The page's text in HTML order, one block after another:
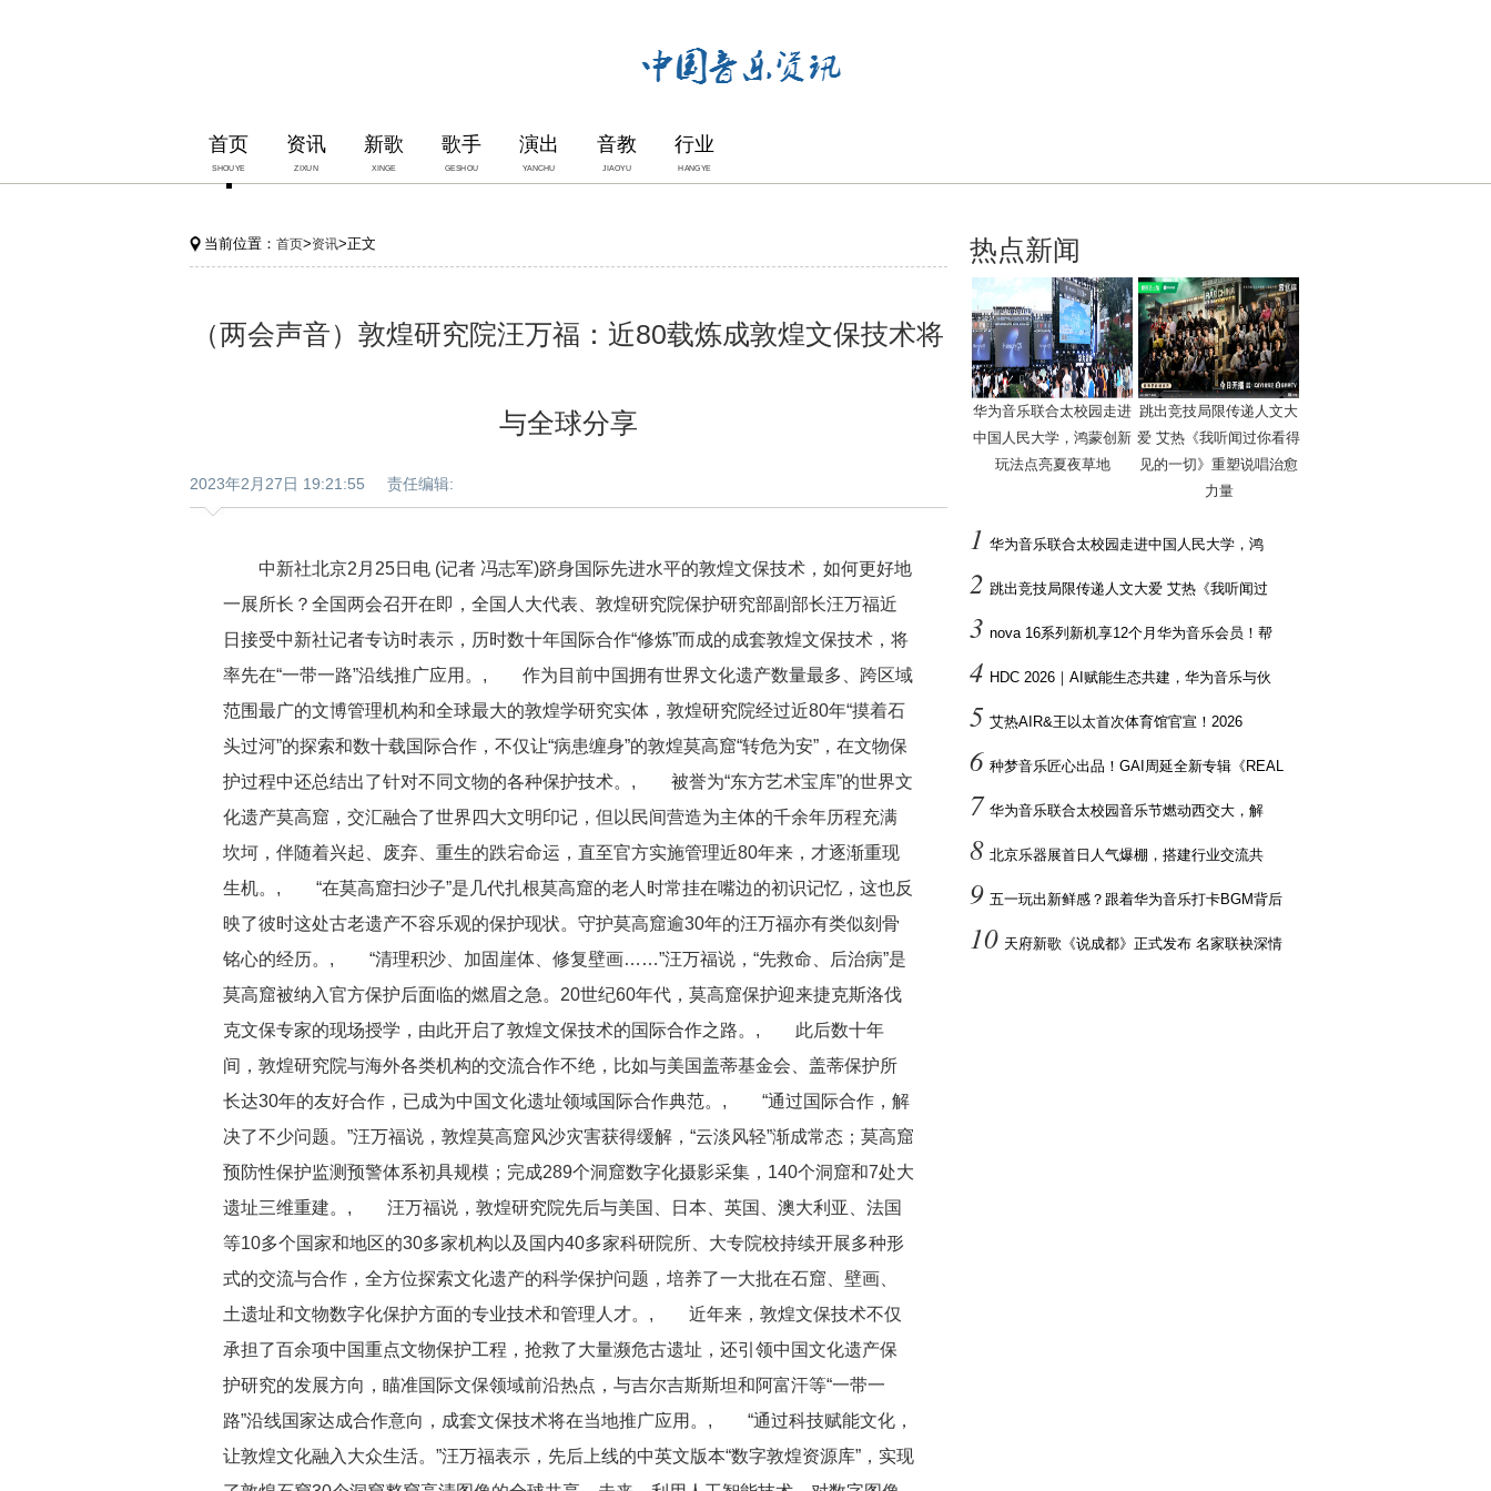
首页
SHOUYE
资讯
ZIXUN
新歌
XINGE
歌手
GESHOU
演出
YANCHU
音教
JIAOYU
行业
HANGYE
当前位置： 首页>资讯>正文
（两会声音）敦煌研究院汪万福：近80载炼成敦煌文保技术将
与全球分享
2023年2月27日 19:21:55 责任编辑:
中新社北京2月25日电 (记者 冯志军)跻身国际先进水平的敦煌文保技术，如何更好地
一展所长？全国两会召开在即，全国人大代表、敦煌研究院保护研究部副部长汪万福近
日接受中新社记者专访时表示，历时数十年国际合作“修炼”而成的成套敦煌文保技术，将
率先在“一带一路”沿线推广应用。, 作为目前中国拥有世界文化遗产数量最多、跨区域
范围最广的文博管理机构和全球最大的敦煌学研究实体，敦煌研究院经过近80年“摸着石
头过河”的探索和数十载国际合作，不仅让“病患缠身”的敦煌莫高窟“转危为安”，在文物保
护过程中还总结出了针对不同文物的各种保护技术。, 被誉为“东方艺术宝库”的世界文
化遗产莫高窟，交汇融合了世界四大文明印记，但以民间营造为主体的千余年历程充满
坎坷，伴随着兴起、废弃、重生的跌宕命运，直至官方实施管理近80年来，才逐渐重现
生机。, “在莫高窟扫沙子”是几代扎根莫高窟的老人时常挂在嘴边的初识记忆，这也反
映了彼时这处古老遗产不容乐观的保护现状。守护莫高窟逾30年的汪万福亦有类似刻骨
铭心的经历。, “清理积沙、加固崖体、修复壁画……”汪万福说，“先救命、后治病”是
莫高窟被纳入官方保护后面临的燃眉之急。20世纪60年代，莫高窟保护迎来捷克斯洛伐
克文保专家的现场授学，由此开启了敦煌文保技术的国际合作之路。, 此后数十年
间，敦煌研究院与海外各类机构的交流合作不绝，比如与美国盖蒂基金会、盖蒂保护所
长达30年的友好合作，已成为中国文化遗址领域国际合作典范。, “通过国际合作，解
决了不少问题。”汪万福说，敦煌莫高窟风沙灾害获得缓解，“云淡风轻”渐成常态；莫高窟
预防性保护监测预警体系初具规模；完成289个洞窟数字化摄影采集，140个洞窟和7处大
遗址三维重建。, 汪万福说，敦煌研究院先后与美国、日本、英国、澳大利亚、法国
等10多个国家和地区的30多家机构以及国内40多家科研院所、大专院校持续开展多种形
式的交流与合作，全方位探索文化遗产的科学保护问题，培养了一大批在石窟、壁画、
土遗址和文物数字化保护方面的专业技术和管理人才。, 近年来，敦煌文保技术不仅
承担了百余项中国重点文物保护工程，抢救了大量濒危古遗址，还引领中国文化遗产保
护研究的发展方向，瞄准国际文保领域前沿热点，与吉尔吉斯斯坦和阿富汗等“一带一
路”沿线国家达成合作意向，成套文保技术将在当地推广应用。, “通过科技赋能文化，
让敦煌文化融入大众生活。”汪万福表示，先后上线的中英文版本“数字敦煌资源库”，实现
热点新闻
华为音乐联合太校园走进
中国人民大学，鸿蒙创新
玩法点亮夏夜草地
跳出竞技局限传递人文大
爱 艾热《我听闻过你看得
见的一切》重塑说唱治愈
力量
1 华为音乐联合太校园走进中国人民大学，鸿
2 跳出竞技局限传递人文大爱 艾热《我听闻过
3 nova 16系列新机享12个月华为音乐会员！帮
4 HDC 2026｜AI赋能生态共建，华为音乐与伙
5 艾热AIR&王以太首次体育馆官宣！2026
6 种梦音乐匠心出品！GAI周延全新专辑《REAL
7 华为音乐联合太校园音乐节燃动西交大，解
8 北京乐器展首日人气爆棚，搭建行业交流共
9 五一玩出新鲜感？跟着华为音乐打卡BGM背后
10 天府新歌《说成都》正式发布 名家联袂深情